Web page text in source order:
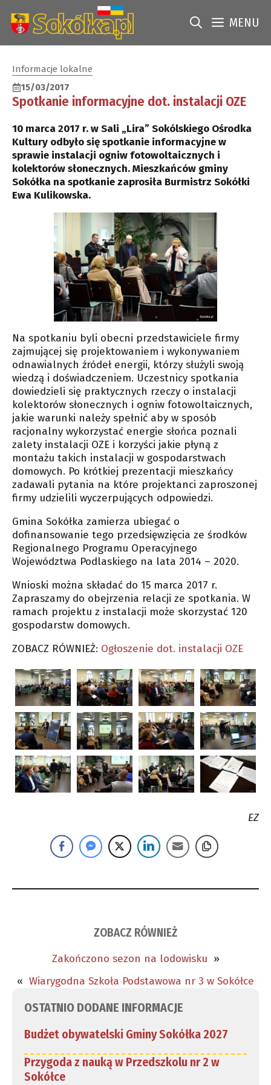
treści
MENU
Informacje lokalne
15/03/2017
Spotkanie informacyjne dot. instalacji OZE
10 marca 2017 r. w Sali „Lira” Sokólskiego Ośrodka
Kultury odbyło się spotkanie informacyjne w
sprawie instalacji ogniw fotowoltaicznych i
kolektorów słonecznych. Mieszkańców gminy
Sokółka na spotkanie zaprosiła Burmistrz Sokółki
Ewa Kulikowska.
Na spotkaniu byli obecni przedstawiciele firmy
zajmującej się projektowaniem i wykonywaniem
odnawialnych źródeł energii, którzy służyli swoją
wiedzą i doświadczeniem. Uczestnicy spotkania
dowiedzieli się praktycznych rzeczy o instalacji
kolektorów słonecznych i ogniw fotowoltaicznych,
jakie warunki należy spełnić aby w sposób
racjonalny wykorzystać energie słońca poznali
zalety instalacji OZE i korzyści jakie płyną z
montażu takich instalacji w gospodarstwach
domowych. Po krótkiej prezentacji mieszkańcy
zadawali pytania na które projektanci zaproszonej
firmy udzielili wyczerpujących odpowiedzi.
Gmina Sokółka zamierza ubiegać o
dofinansowanie tego przedsięwzięcia ze środków
Regionalnego Programu Operacyjnego
Województwa Podlaskiego na lata 2014 – 2020.
Wnioski można składać do 15 marca 2017 r.
Zapraszamy do obejrzenia relacji ze spotkania. W
ramach projektu z instalacji może skorzystać 120
gospodarstw domowych.
ZOBACZ RÓWNIEŻ: Ogłoszenie dot. instalacji OZE
EZ
ZOBACZ RÓWNIEŻ
Zakończono sezon na lodowisku »
« Wiarygodna Szkoła Podstawowa nr 3 w Sokółce
OSTATNIO DODANE INFORMACJE
Budżet obywatelski Gminy Sokółka 2027
Przygoda z nauką w Przedszkolu nr 2 w
Sokółce